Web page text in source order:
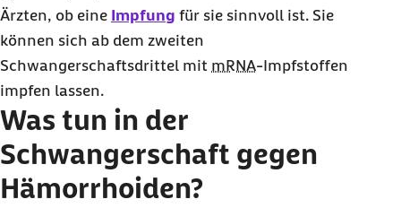
Ärzten, ob eine Impfung für sie sinnvoll ist. Sie
können sich ab dem zweiten
Schwangerschaftsdrittel mit mRNA-Impfstoffen
impfen lassen.
Was tun in der
Schwangerschaft gegen
Hämorrhoiden?